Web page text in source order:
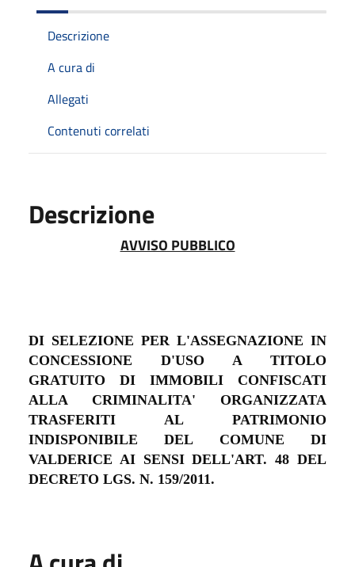
Descrizione
A cura di
Allegati
Contenuti correlati
Descrizione
AVVISO PUBBLICO
DI SELEZIONE PER L'ASSEGNAZIONE IN
CONCESSIONE D'USO A TITOLO
GRATUITO DI IMMOBILI CONFISCATI
ALLA CRIMINALITA' ORGANIZZATA
TRASFERITI AL PATRIMONIO
INDISPONIBILE DEL COMUNE DI
VALDERICE AI SENSI DELL'ART. 48 DEL
DECRETO LGS. N. 159/2011.